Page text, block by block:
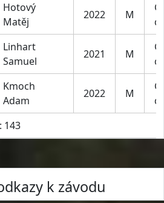
Hotový
Matěj
2022 M
Linhart
Samuel
2021 M
Kmoch
Adam
2022 M
143
k závodu